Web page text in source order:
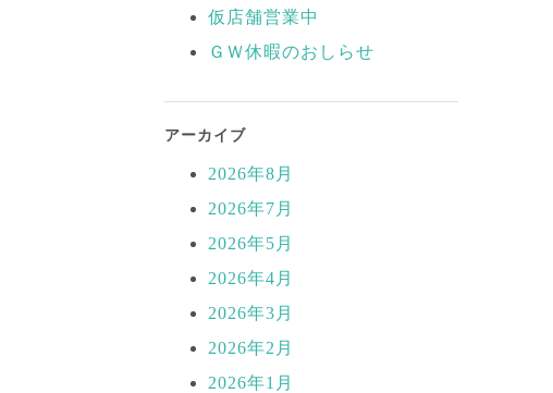
仮店舗営業中
ＧＷ休暇のおしらせ
アーカイブ
2026年8月
2026年7月
2026年5月
2026年4月
2026年3月
2026年2月
2026年1月